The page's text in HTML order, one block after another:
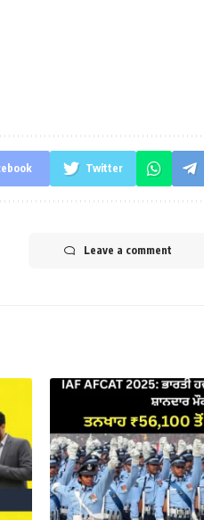
Twitter
Leave a comment